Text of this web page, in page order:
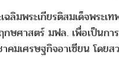
เฉลิมพระเกียรติสมเด็จพร
ษศาสตร์ มฟล. เพื่อเป็นกา
าคมเศรษฐกิจอาเซียน โด